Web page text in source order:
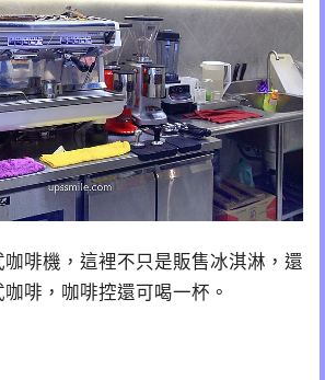
啡機，這裡不只是販售冰淇淋，還
啡，咖啡控還可喝一杯。